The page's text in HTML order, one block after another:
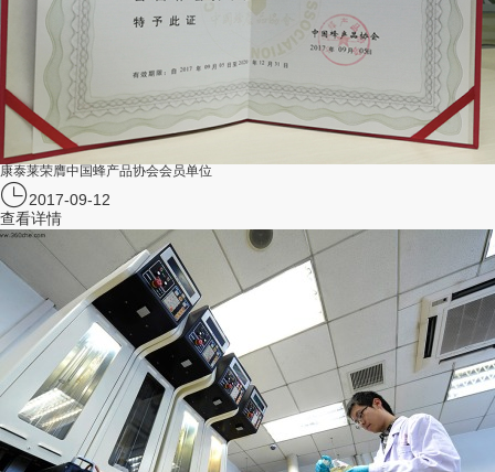
康泰莱荣膺中国蜂产品协会会员单位
2017-09-12
查看详情